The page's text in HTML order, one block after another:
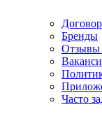
Бренды
Отзывы
Часто